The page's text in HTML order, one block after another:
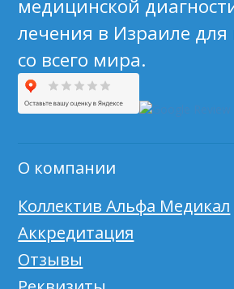
медицинской
лечения в Израиле для
со всего мира.
О компании
Коллектив Альфа Медикал
Аккредитация
Отзывы